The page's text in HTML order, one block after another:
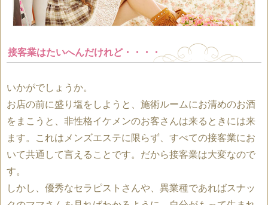
接客業はたいへんだけれど・・・・
いかがでしょうか。
お店の前に盛り塩をしようと、施術ルームにお清めのお酒
をまこうと、非性格イケメンのお客さんは来るときには来
ます。これはメンズエステに限らず、すべての接客業にお
いて共通して言えることです。だから接客業は大変なので
す。
しかし、優秀なセラピストさんや、異業種であればスナッ